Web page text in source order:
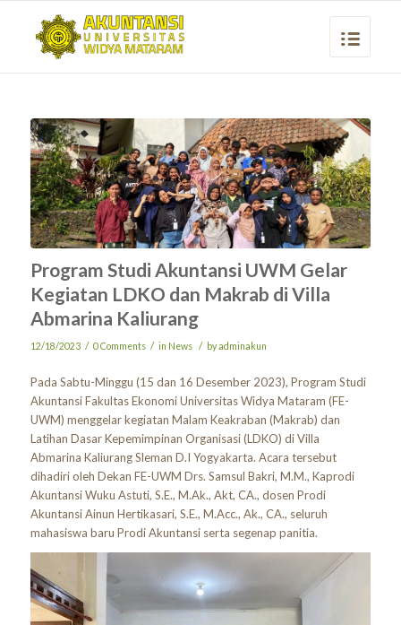
Program Studi Akuntansi UWM Gelar
Kegiatan LDKO dan Makrab di Villa
Abmarina Kaliurang
12/18/2023 / 0 Comments / in News / byadminakun
Pada Sabtu-Minggu (15 dan 16 Desember 2023), Program Studi
Akuntansi Fakultas Ekonomi Universitas Widya Mataram (FE-
UWM) menggelar kegiatan Malam Keakraban (Makrab) dan
Latihan Dasar Kepemimpinan Organisasi (LDKO) di Villa
Abmarina Kaliurang Sleman D.I Yogyakarta. Acara tersebut
dihadiri oleh Dekan FE-UWM Drs. Samsul Bakri, M.M., Kaprodi
Akuntansi Wuku Astuti, S.E., M.Ak., Akt, CA., dosen Prodi
Akuntansi Ainun Hertikasari, S.E., M.Acc., Ak., CA., seluruh
mahasiswa baru Prodi Akuntansi serta segenap panitia.